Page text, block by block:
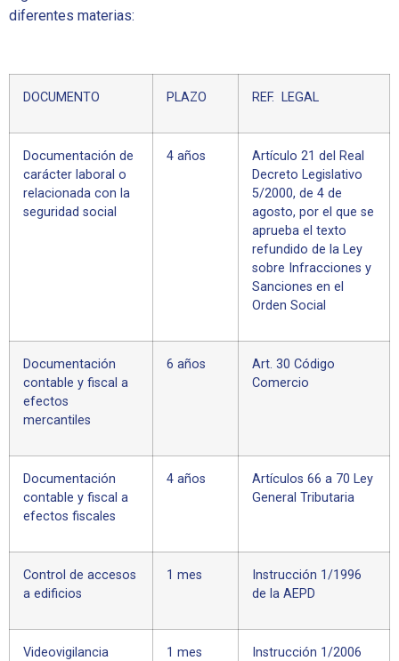
diferentes materias:
DOCUMENTO PLAZO REF. LEGAL
Documentación de
carácter laboral o
relacionada con la
seguridad social
4 años
Artículo 21 del Real
Decreto Legislativo
5/2000, de 4 de
agosto, por el que se
aprueba el texto
refundido de la Ley
sobre Infracciones y
Sanciones en el
Orden Social
Documentación
contable y fiscal a
efectos
mercantiles
6 años
Art. 30 Código
Comercio
Documentación
contable y fiscal a
efectos fiscales
4 años
Artículos 66 a 70 Ley
General Tributaria
Control de accesos
a edificios
1 mes
Instrucción 1/1996
de la AEPD
Videovigilancia 1 mes
Instrucción 1/2006